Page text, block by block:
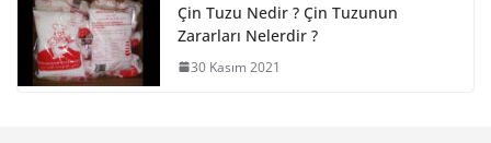
Çin Tuzu Nedir ? Çin Tuzunun
Zararları Nelerdir ?
30 Kasım 2021